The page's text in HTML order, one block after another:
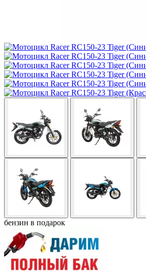
бензин в подарок